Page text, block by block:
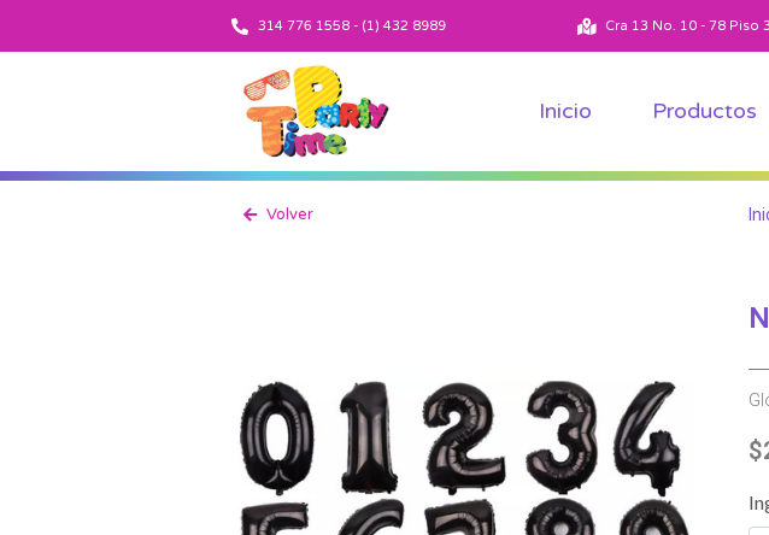
314 776 1558 - (1) 432 8989 Cra 13 No. 10 - 78 Piso 3
Inicio Productos
Volver
$